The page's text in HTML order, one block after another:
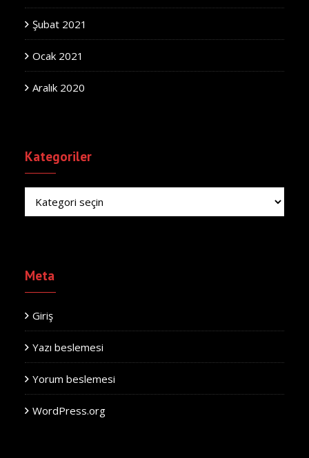
Şubat 2021
Ocak 2021
Aralık 2020
Kategoriler
Kategoriler
Meta
Giriş
Yazı beslemesi
Yorum beslemesi
WordPress.org